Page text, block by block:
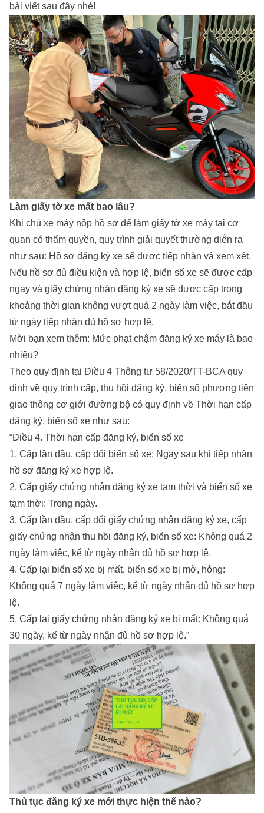
bài viết sau đây nhé!
Làm giấy tờ xe mất bao lâu?
Khi chủ xe máy nộp hồ sơ để làm giấy tờ xe máy tại cơ
quan có thẩm quyền, quy trình giải quyết thường diễn ra
như sau: Hồ sơ đăng ký xe sẽ được tiếp nhận và xem xét.
Nếu hồ sơ đủ điều kiện và hợp lệ, biển số xe sẽ được cấp
ngay và giấy chứng nhận đăng ký xe sẽ được cấp trong
khoảng thời gian không vượt quá 2 ngày làm việc, bắt đầu
từ ngày tiếp nhận đủ hồ sơ hợp lệ.
Mời bạn xem thêm: Mức phạt chậm đăng ký xe máy là bao
nhiêu?
Theo quy định tại Điều 4 Thông tư 58/2020/TT-BCA quy
định về quy trình cấp, thu hồi đăng ký, biển số phương tiện
giao thông cơ giới đường bộ có quy định về Thời hạn cấp
đăng ký, biển số xe như sau:
“Điều 4. Thời hạn cấp đăng ký, biển số xe
1. Cấp lần đầu, cấp đổi biển số xe: Ngay sau khi tiếp nhận
hồ sơ đăng ký xe hợp lệ.
2. Cấp giấy chứng nhận đăng ký xe tạm thời và biển số xe
tạm thời: Trong ngày.
3. Cấp lần đầu, cấp đổi giấy chứng nhận đăng ký xe, cấp
giấy chứng nhận thu hồi đăng ký, biển số xe: Không quá 2
ngày làm việc, kể từ ngày nhận đủ hồ sơ hợp lệ.
4. Cấp lại biển số xe bị mất, biển số xe bị mờ, hỏng:
Không quá 7 ngày làm việc, kể từ ngày nhận đủ hồ sơ hợp
lệ.
5. Cấp lại giấy chứng nhận đăng ký xe bị mất: Không quá
30 ngày, kể từ ngày nhận đủ hồ sơ hợp lệ.”
Thủ tục đăng ký xe mới thực hiện thế nào?